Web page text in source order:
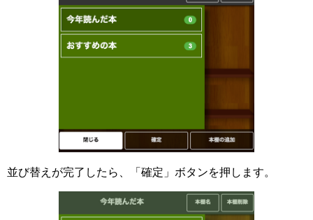
並び替えが完了したら、「確定」ボタンを押します。